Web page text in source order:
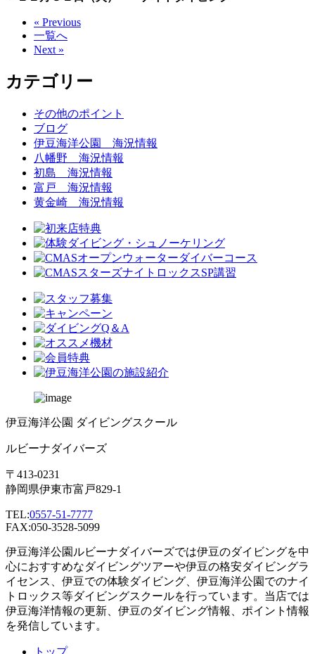
« Previous
一覧へ
Next »
カテゴリー
その他のポイント
ブログ
伊豆海洋公園 海況情報
八幡野 海況情報
初島 海況情報
富戸 海況情報
黄金崎 海況情報
伊豆海洋公園 ダイビングスクール
ルビーナダイバーズ
〒413-0231
静岡県伊東市富戸829-1
TEL:0557-51-7777
FAX:050-3528-5099
伊豆海洋公園ルビーナダイバーズでは伊豆のダイビングを中
心におすすめなダイビングツアーや伊豆の格安ダイビングラ
イセンス、伊豆での体験ダイビング、伊豆海洋公園でのナイ
トロックス等ダイビングスクールを行っています。当店では
伊豆海洋情報の更新、伊豆のダイビング情報、ポイント情報
を発信しています。